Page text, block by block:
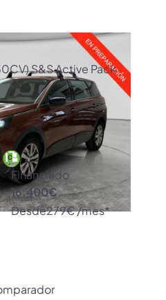
S&S Active Pack
Financiado
16.400€
Desde279€ /mes*